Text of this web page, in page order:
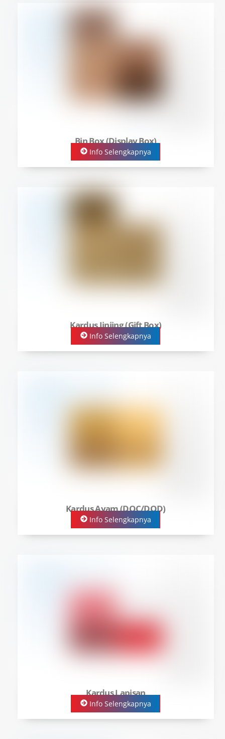
Bin Box (Display Box)
Info Selengkapnya
Kardus Jinjing (Gift Box)
Info Selengkapnya
Kardus Ayam (DOC/DOD)
Info Selengkapnya
Kardus Lapisan
Info Selengkapnya